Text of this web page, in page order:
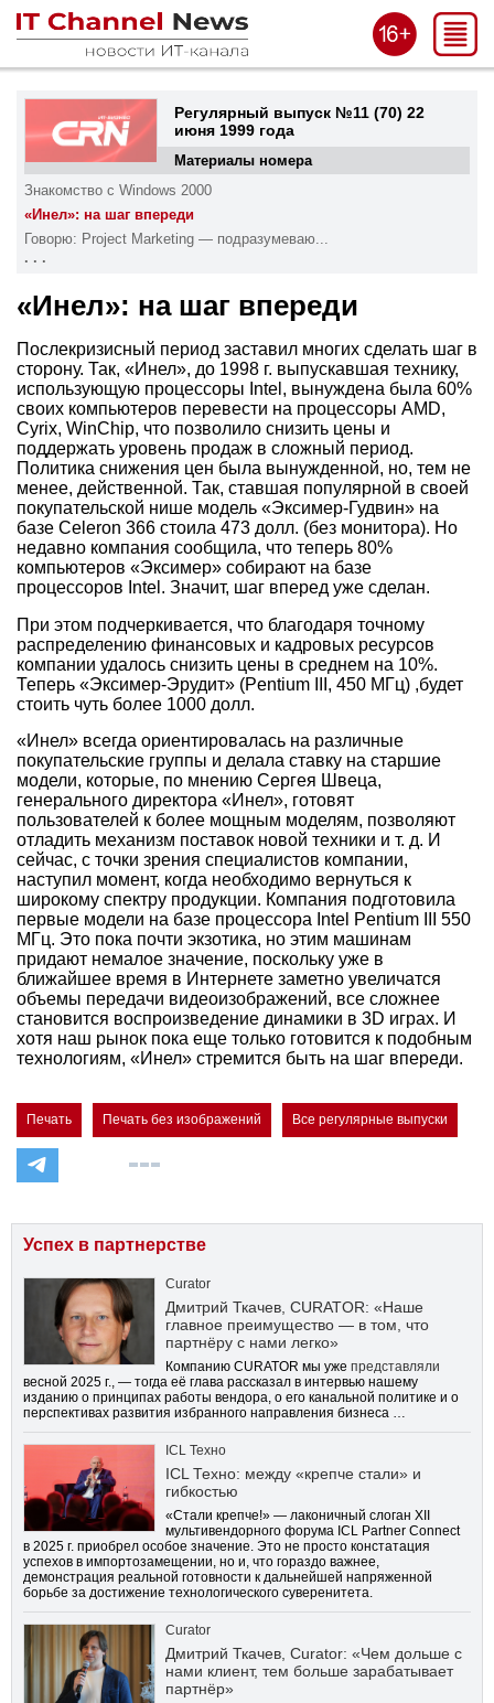
Регулярный выпуск №11 (70) 22
июня 1999 года
Материалы номера
Знакомство с Windows 2000
«Инел»: на шаг впереди
Говорю: Project Marketing — подразумеваю...
. . .
«Инел»: на шаг впереди
Послекризисный период заставил многих сделать шаг в
сторону. Так, «Инел», до 1998 г. выпускавшая технику,
использующую процессоры Intel, вынуждена была 60%
своих компьютеров перевести на процессоры AMD,
Cyrix, WinChip, что позволило снизить цены и
поддержать уровень продаж в сложный период.
Политика снижения цен была вынужденной, но, тем не
менее, действенной. Так, ставшая популярной в своей
покупательской нише модель «Эксимер-Гудвин» на
базе Celeron 366 стоила 473 долл. (без монитора). Но
недавно компания сообщила, что теперь 80%
компьютеров «Эксимер» собирают на базе
процессоров Intel. Значит, шаг вперед уже сделан.
При этом подчеркивается, что благодаря точному
распределению финансовых и кадровых ресурсов
компании удалось снизить цены в среднем на 10%.
Теперь «Эксимер-Эрудит» (Pentium III, 450 МГц) ,будет
стоить чуть более 1000 долл.
«Инел» всегда ориентировалась на различные
покупательские группы и делала ставку на старшие
модели, которые, по мнению Сергея Швеца,
генерального директора «Инел», готовят
пользователей к более мощным моделям, позволяют
отладить механизм поставок новой техники и т. д. И
сейчас, с точки зрения специалистов компании,
наступил момент, когда необходимо вернуться к
широкому спектру продукции. Компания подготовила
первые модели на базе процессора Intel Pentium III 550
МГц. Это пока почти экзотика, но этим машинам
придают немалое значение, поскольку уже в
ближайшее время в Интернете заметно увеличатся
объемы передачи видеоизображений, все сложнее
становится воспроизведение динамики в 3D играх. И
хотя наш рынок пока еще только готовится к подобным
технологиям, «Инел» стремится быть на шаг впереди.
Печать Печать без изображений Все регулярные выпуски
Успех в партнерстве
Curator
Дмитрий Ткачев, CURATOR: «Наше
главное преимущество — в том, что
партнёру с нами легко»
Компанию CURATOR мы уже представляли
весной 2025 г., — тогда её глава рассказал в интервью нашему
изданию о принципах работы вендора, о его канальной политике и о
перспективах развития избранного направления бизнеса …
ICL Техно
ICL Техно: между «крепче стали» и
гибкостью
«Стали крепче!» — лаконичный слоган XII
мультивендорного форума ICL Partner Connect
в 2025 г. приобрел особое значение. Это не просто констатация
успехов в импортозамещении, но и, что гораздо важнее,
демонстрация реальной готовности к дальнейшей напряженной
борьбе за достижение технологического суверенитета.
Curator
Дмитрий Ткачев, Curator: «Чем дольше с
нами клиент, тем больше зарабатывает
партнёр»